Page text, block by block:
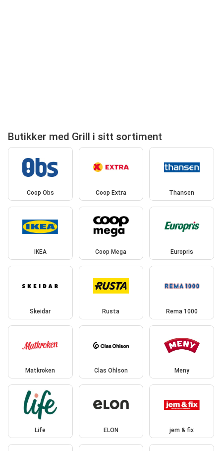
Butikker med Grill i sitt sortiment
Coop Obs Coop Extra Thansen
IKEA Coop Mega Europris
Skeidar Rusta Rema 1000
Matkroken Clas Ohlson Meny
Life ELON jem & fix